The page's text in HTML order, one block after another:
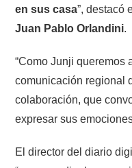
en sus casa”, destacó
Juan Pablo Orlandini.
“Como Junji queremos
comunicación regional
colaboración, que
expresar sus
El director del diario